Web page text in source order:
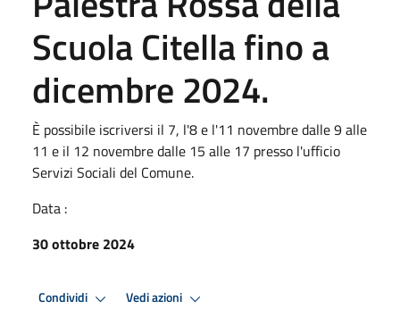
Scuola Citella fino a
dicembre 2024.
È possibile iscriversi il 7, l'8 e l'11 novembre dalle 9 alle
11 e il 12 novembre dalle 15 alle 17 presso l'ufficio
Servizi Sociali del Comune.
Data :
30 ottobre 2024
Condividi Vedi azioni